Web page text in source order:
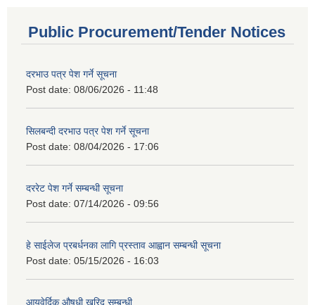
Public Procurement/Tender Notices
दरभाउ पत्र पेश गर्ने सूचना
Post date: 08/06/2026 - 11:48
सिलबन्दी दरभाउ पत्र पेश गर्ने सूचना
Post date: 08/04/2026 - 17:06
दररेट पेश गर्ने सम्बन्धी सूचना
Post date: 07/14/2026 - 09:56
हे साईलेज प्रबर्धनका लागि प्रस्ताव आह्वान सम्बन्धी सूचना
Post date: 05/15/2026 - 16:03
आयुवेर्दिक औषधी खरिद सम्बन्धी